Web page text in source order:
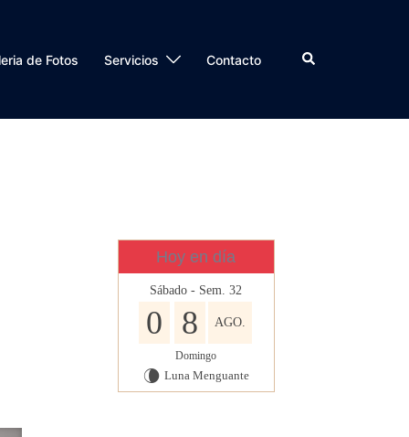
de Fotos Servicios Contacto Buscar
Hoy en día
Sábado - Sem. 32
0 8 AGO.
Domingo
V Luna Menguante